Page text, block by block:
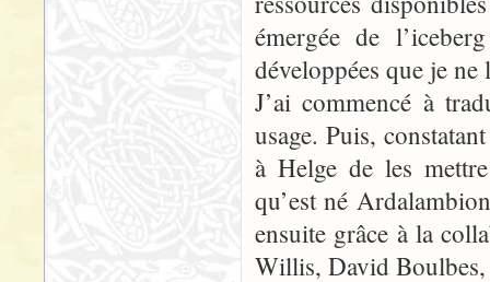
émergée de
développées que je
J’ai commencé à
usage. Puis,
à Helge de les
qu’est né
ensuite grâce à la
Willis, David